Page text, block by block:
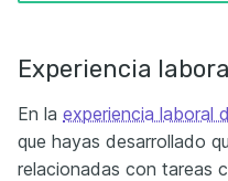
Experiencia
En la experiencia laboral
que hayas desarrollado
relacionadas con tareas